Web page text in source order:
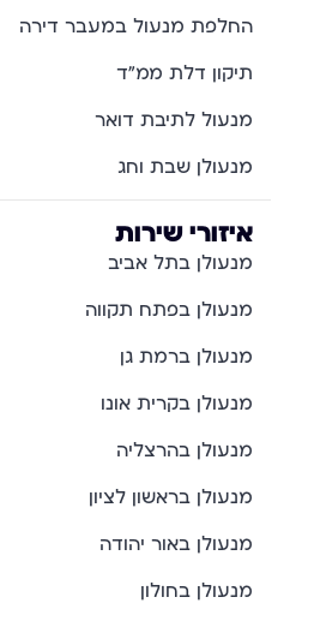
החלפת מנעול במעבר דירה
תיקון דלת ממ"ד
מנעול לתיבת דואר
מנעולן שבת וחג
איזורי שירות
מנעולן בתל אביב
מנעולן בפתח תקווה
מנעולן ברמת גן
מנעולן בקרית אונו
מנעולן בהרצליה
מנעולן בראשון לציון
מנעולן באור יהודה
מנעולן בחולון